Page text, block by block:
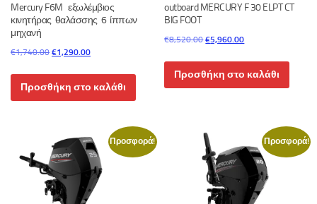
Mercury F6M εξωλέμβιος
κινητήρας θαλάσσης 6 ίππων
μηχανή
€1,740.00 Original
was:
€1,290.00Η
Προσθήκη στο καλάθι
outboard MERCURY F 30 ELPT CT
BIG FOOT
€8,520.00Original
was:
€5,960.00Η
Προσθήκη στο καλάθι
Προσφορά! Προσφορά!